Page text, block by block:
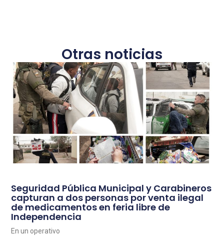
Otras noticias
Seguridad Pública Municipal y Carabineros
capturan a dos personas por venta ilegal
de medicamentos en feria libre de
Independencia
En un operativo